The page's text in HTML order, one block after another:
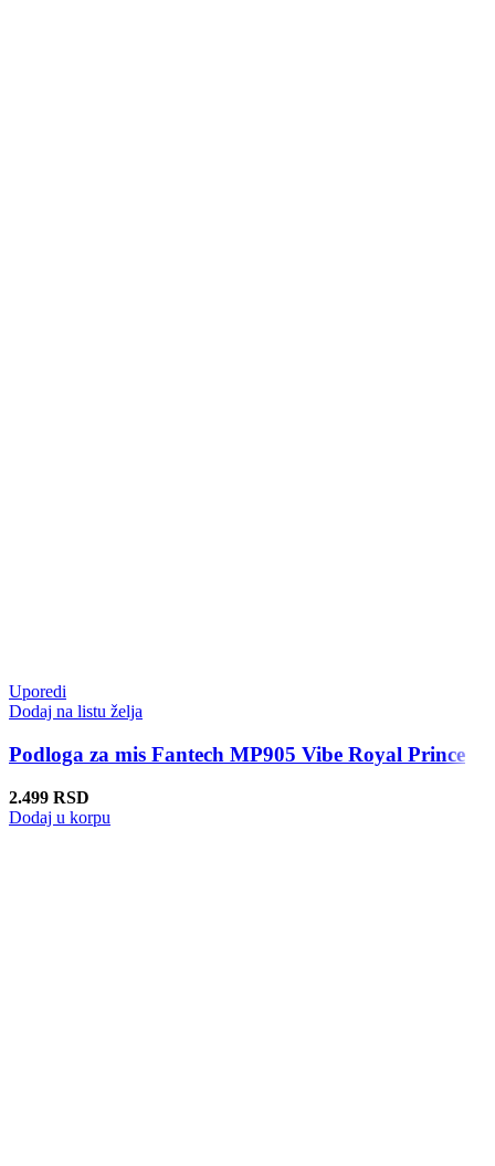
Uporedi
Dodaj na listu želja
Podloga za mis Fantech MP905 Vibe Royal Prince
2.499 RSD
Dodaj u korpu